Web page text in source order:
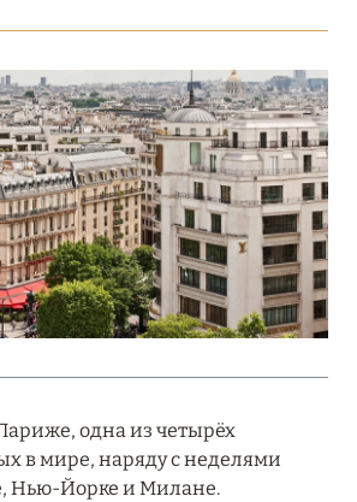
VOMMULI:
В САМОМ СЕРДЦЕ
одна из четырёх
в мире, наряду с неделями
Нью-Йорке и Милане.